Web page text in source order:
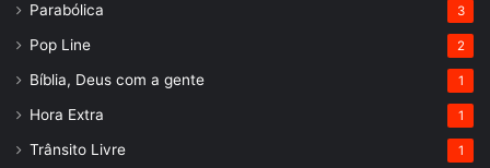
Parabólica 3
Pop Line 2
Bíblia, Deus com a gente 1
Hora Extra 1
Trânsito Livre 1